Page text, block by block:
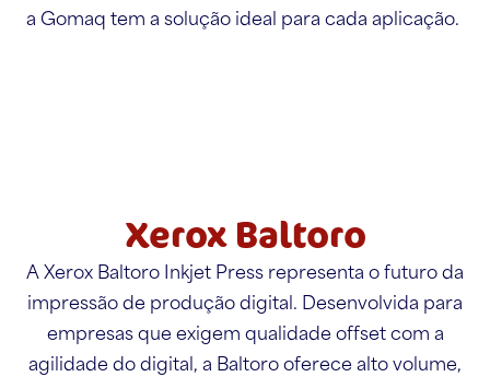
a Gomaq tem a solução ideal para cada aplicação.
Xerox Baltoro
A Xerox Baltoro Inkjet Press representa o futuro da
impressão de produção digital. Desenvolvida para
empresas que exigem qualidade offset com a
agilidade do digital, a Baltoro oferece alto volume,